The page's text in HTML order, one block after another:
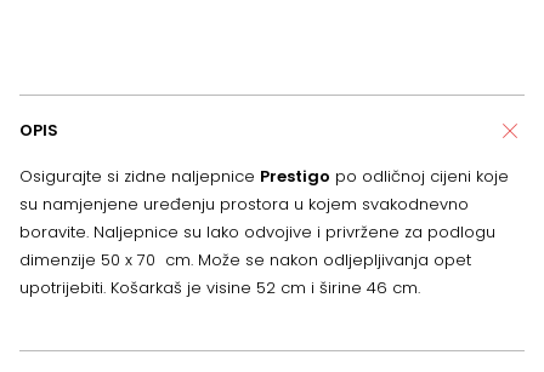
OPIS
Osigurajte si zidne naljepnice Prestigo po odličnoj cijeni koje
su namjenjene uređenju prostora u kojem svakodnevno
boravite. Naljepnice su lako odvojive i privržene za podlogu
dimenzije 50 x 70 cm. Može se nakon odljepljivanja opet
upotrijebiti. Košarkaš je visine 52 cm i širine 46 cm.